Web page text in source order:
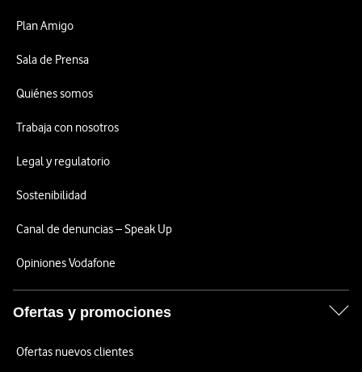
Plan Amigo
Sala de Prensa
Quiénes somos
Trabaja con nosotros
Legal y regulatorio
Sostenibilidad
Canal de denuncias – Speak Up
Opiniones Vodafone
Ofertas y promociones
Ofertas nuevos clientes